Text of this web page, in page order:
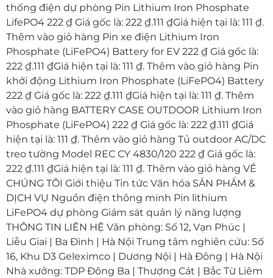
thống điện dự phòng Pin Lithium Iron Phosphate
LifePO4 222 ₫ Giá gốc là: 222 ₫.111 ₫Giá hiện tại là: 111 ₫.
Thêm vào giỏ hàng Pin xe điện Lithium Iron
Phosphate (LiFePO4) Battery for EV 222 ₫ Giá gốc là:
222 ₫.111 ₫Giá hiện tại là: 111 ₫. Thêm vào giỏ hàng Pin
khởi động Lithium Iron Phosphate (LiFePO4) Battery
222 ₫ Giá gốc là: 222 ₫.111 ₫Giá hiện tại là: 111 ₫. Thêm
vào giỏ hàng BATTERY CASE OUTDOOR Lithium Iron
Phosphate (LiFePO4) 222 ₫ Giá gốc là: 222 ₫.111 ₫Giá
hiện tại là: 111 ₫. Thêm vào giỏ hàng Tủ outdoor AC/DC
treo tường Model REC CY 4830/120 222 ₫ Giá gốc là:
222 ₫.111 ₫Giá hiện tại là: 111 ₫. Thêm vào giỏ hàng VỀ
CHÚNG TÔI Giới thiệu Tin tức Văn hóa SẢN PHẨM &
DỊCH VỤ Nguồn điện thông minh Pin lithium
LiFePO4 dự phòng Giám sát quản lý năng lượng
THÔNG TIN LIÊN HỆ Văn phòng: Số 12, Vạn Phúc |
Liễu Giai | Ba Đình | Hà Nội Trung tâm nghiên cứu: Số
16, Khu D3 Geleximco | Dương Nội | Hà Đông | Hà Nội
Nhà xưởng: TDP Đông Ba | Thượng Cát | Bắc Từ Liêm